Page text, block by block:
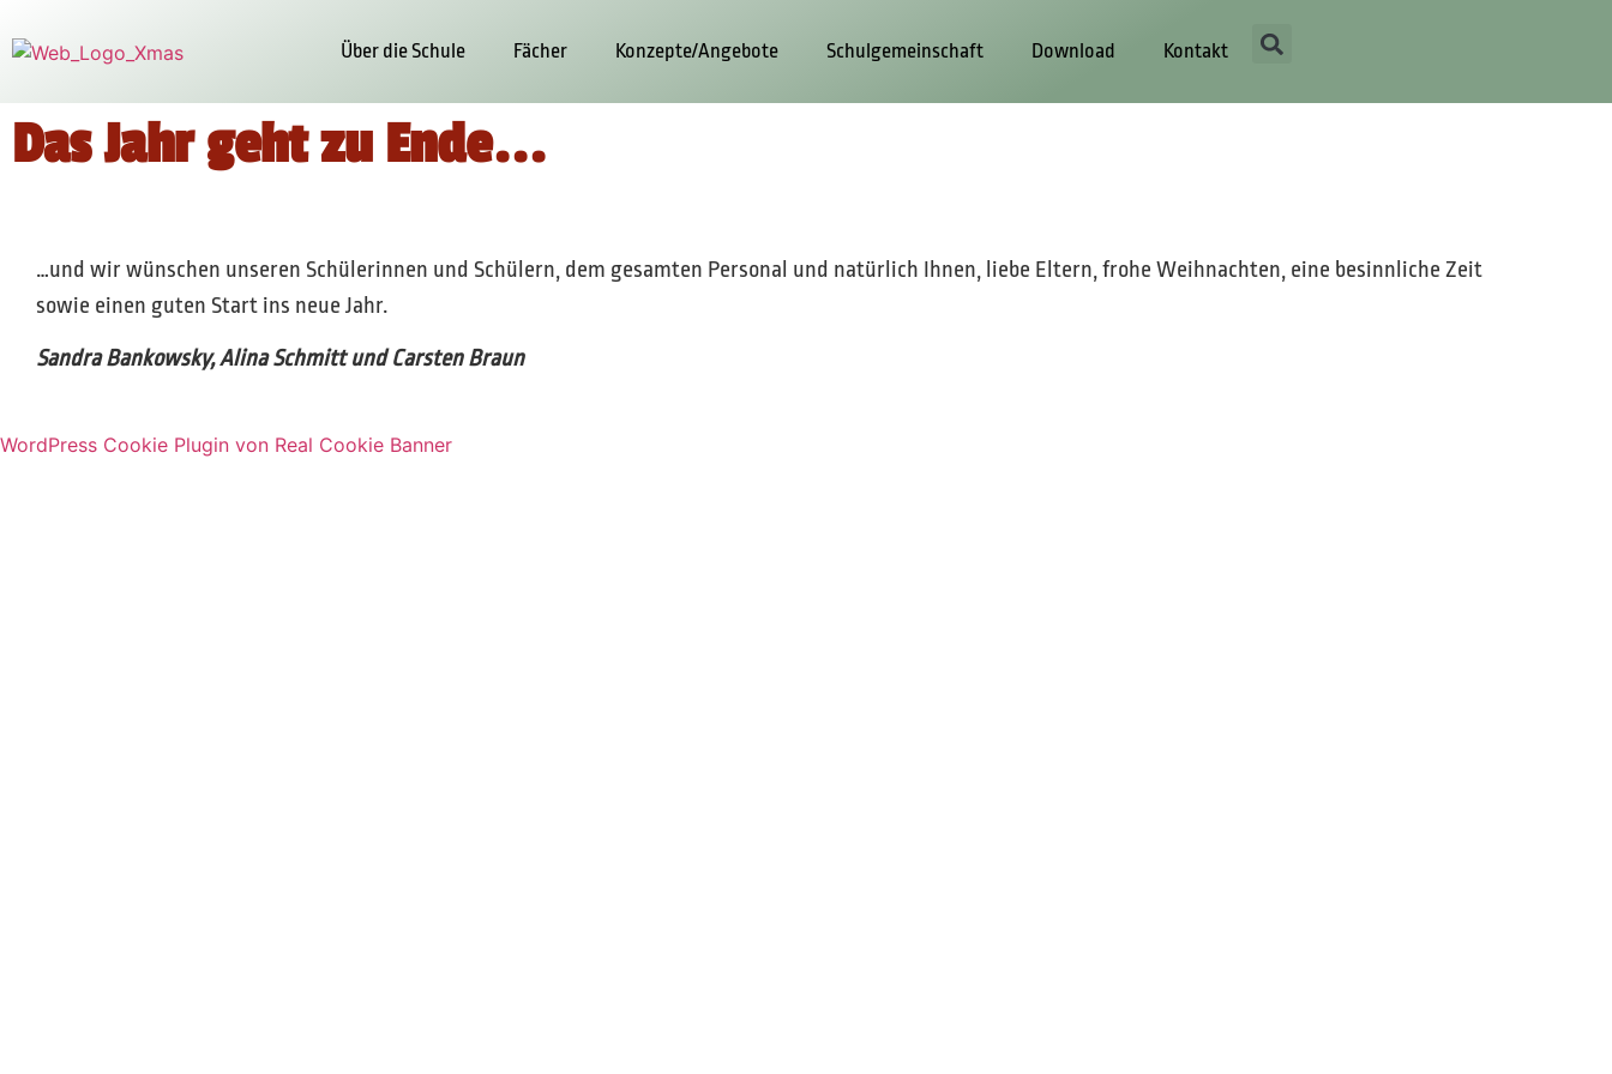
Über die Schule Fächer Konzepte/Angebote Schulgemeinschaft Download Kontakt
Das Jahr geht zu Ende...
…und wir wünschen unseren Schülerinnen und Schülern, dem gesamten Personal und natürlich Ihnen, liebe Eltern, frohe Weihnachten, eine besinnliche Zeit
sowie einen guten Start ins neue Jahr.
Sandra Bankowsky, Alina Schmitt und Carsten Braun
WordPress Cookie Plugin von Real Cookie Banner